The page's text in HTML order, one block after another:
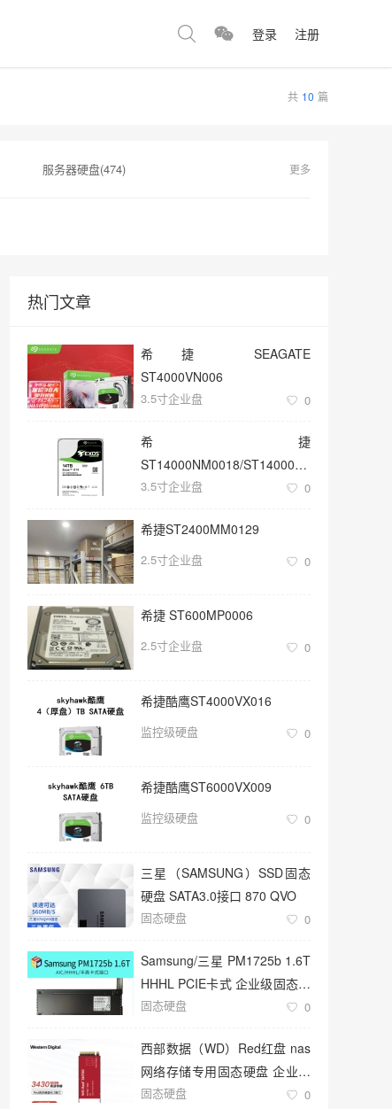
登录 注册
共 10 篇
服务器硬盘(474) 更多
热门文章
希捷 SEAGATE
ST4000VN006
3.5寸企业盘 0
希捷
ST14000NM0018/ST14000NM001G
3.5寸SATA 14TB硬盘
3.5寸企业盘 0
希捷ST2400MM0129
2.5寸企业盘 0
希捷 ST600MP0006
2.5寸企业盘 0
希捷酷鹰ST4000VX016
监控级硬盘 0
希捷酷鹰ST6000VX009
监控级硬盘 0
三星（SAMSUNG）SSD固态
硬盘 SATA3.0接口 870 QVO
固态硬盘 0
Samsung/三星 PM1725b 1.6T
HHHL PCIE卡式 企业级固态硬
盘
固态硬盘 0
西部数据（WD）Red红盘 nas
网络存储专用固态硬盘 企业级
服务器
固态硬盘 0